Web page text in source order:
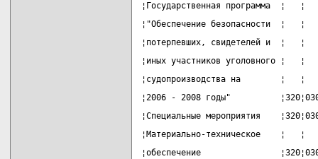
¦Государственная
¦"Обеспечение
¦потерпевших, свидетелей и
¦иных участников
¦судопроизводства на
¦2006 - 2008 годы"
¦Специальные мероприятия
¦Материально-техническое
¦обеспечение